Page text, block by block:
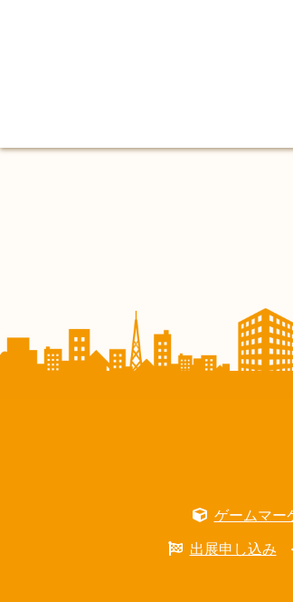
ゲームマー
出展申し込み